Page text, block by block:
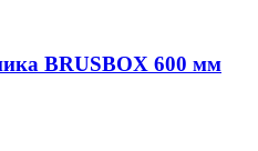
BRUSBOX 600 мм